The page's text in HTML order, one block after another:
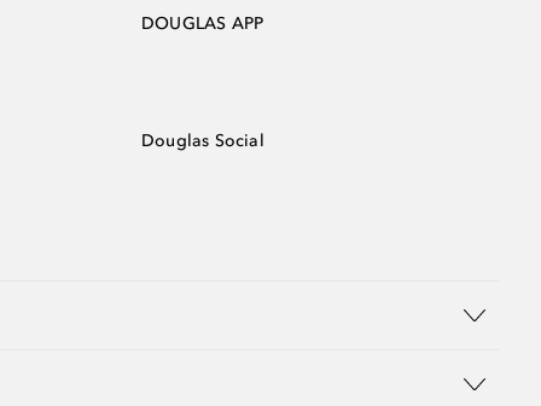
DOUGLAS APP
Douglas Social